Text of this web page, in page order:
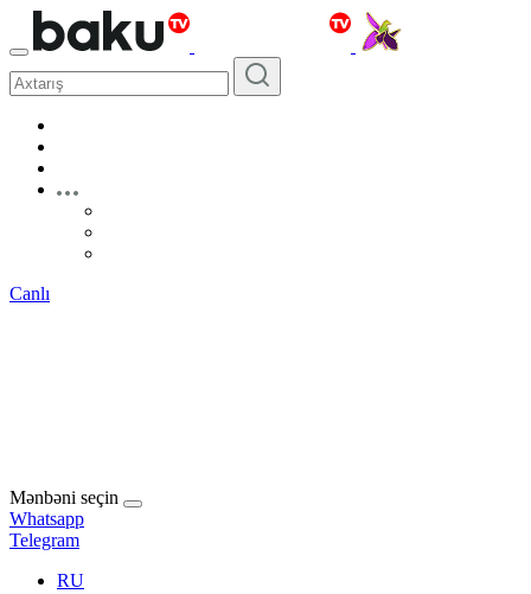
Canlı
Mənbəni seçin
Whatsapp
Telegram
RU